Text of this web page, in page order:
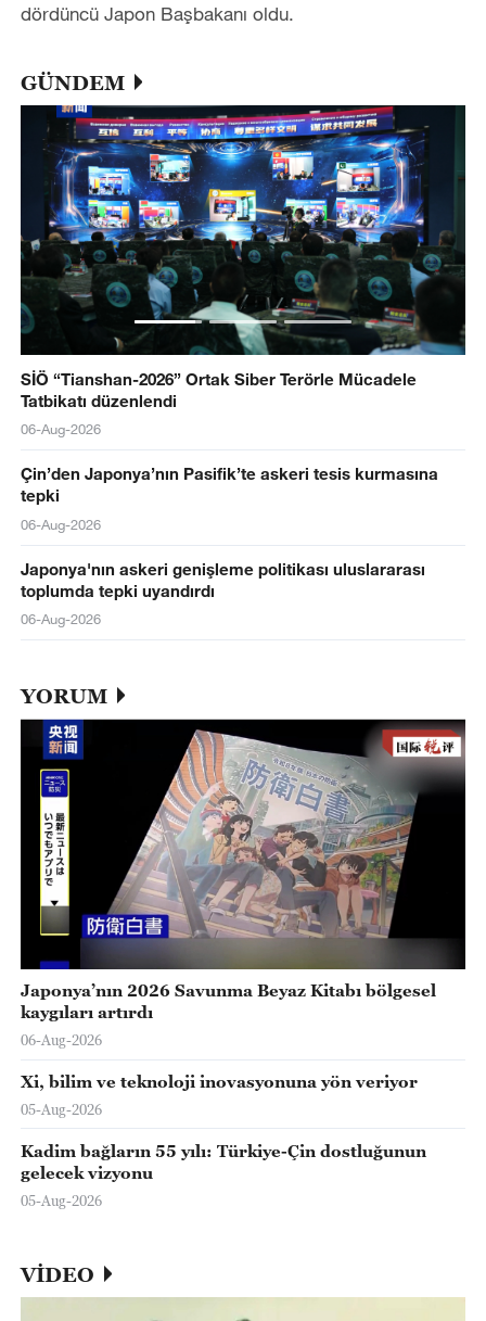
dördüncü Japon Başbakanı oldu.
GÜNDEM
SİÖ “Tianshan-2026” Ortak Siber Terörle Mücadele
Tatbikatı düzenlendi
06-Aug-2026
Çin’den Japonya’nın Pasifik’te askeri tesis kurmasına
tepki
06-Aug-2026
Japonya'nın askeri genişleme politikası uluslararası
toplumda tepki uyandırdı
06-Aug-2026
YORUM
Japonya’nın 2026 Savunma Beyaz Kitabı bölgesel
kaygıları artırdı
06-Aug-2026
Xi, bilim ve teknoloji inovasyonuna yön veriyor
05-Aug-2026
Kadim bağların 55 yılı: Türkiye-Çin dostluğunun
gelecek vizyonu
05-Aug-2026
VİDEO